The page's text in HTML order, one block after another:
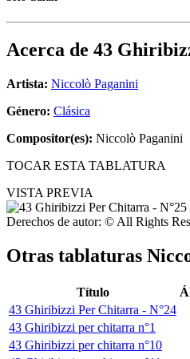
Acerca de 43
Artista: Niccolò Paganini
Género: Clásica
Compositor(es): Niccolò Paganini
TOCAR ESTA TABLATURA
VISTA PREVIA
Derechos de autor: © All Rights
Otras tablaturas
Título
43 Ghiribizzi Per Chitarra - N°24
43 Ghiribizzi per chitarra n°1
43 Ghiribizzi per chitarra n°10